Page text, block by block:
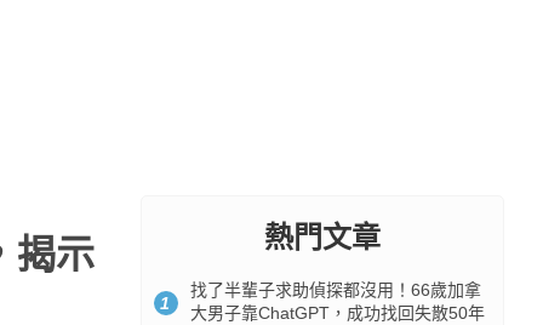
揭示
熱門文章
1
找了半輩子求助偵探都沒用！66歲加拿
大男子靠ChatGPT，成功找回失散50年